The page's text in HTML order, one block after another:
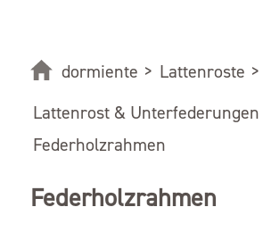
dormiente > Lattenroste >
Lattenrost & Unterfederungen
Federholzrahmen
Federholzrahmen